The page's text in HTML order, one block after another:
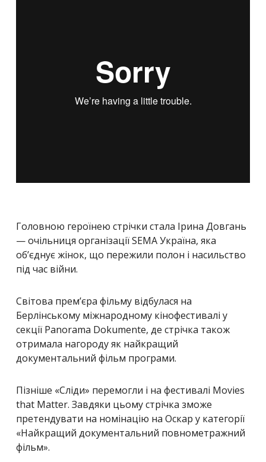
Головною героїнею стрічки стала Ірина Довгань
— очільниця організації SEMA Україна, яка
об’єднує жінок, що пережили полон і насильство
під час війни.
Світова прем’єра фільму відбулася на
Берлінському міжнародному кінофестивалі у
секції Panorama Dokumente, де стрічка також
отримала нагороду як найкращий
документальний фільм програми.
Пізніше «Сліди» перемогли і на фестивалі Movies
that Matter. Завдяки цьому стрічка зможе
претендувати на номінацію на Оскар у категорії
«Найкращий документальний повнометражний
фільм».